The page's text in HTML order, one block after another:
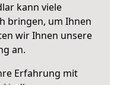
kann viele
bringen, um Ihnen
wir Ihnen unsere
an.
Erfahrung mit